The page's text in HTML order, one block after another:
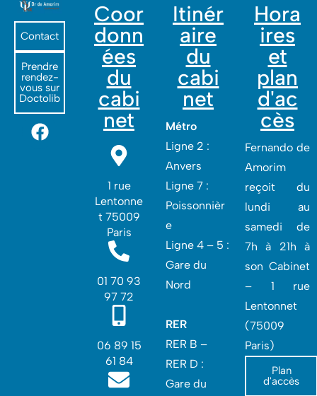
Contact
Prendre
rendez-
vous sur
Doctolib
Coor
donn
ées
du
cabi
net
1 rue
Lentonne
t 75009
Paris
01 70 93
97 72
06 89 15
61 84
Itinér
aire
du
cabi
net
Métro
Ligne 2 :
Anvers
Ligne 7 :
Poissonnièr
e
Ligne 4 – 5 :
Gare du
Nord
RER
RER B –
RER D :
Gare du
Hora
ires
et
plan
d'ac
cès
Fernando de
Amorim
reçoit du
lundi au
samedi de
7h à 21h à
son Cabinet
– 1 rue
Lentonnet
(75009
Paris)
Plan
d'accès